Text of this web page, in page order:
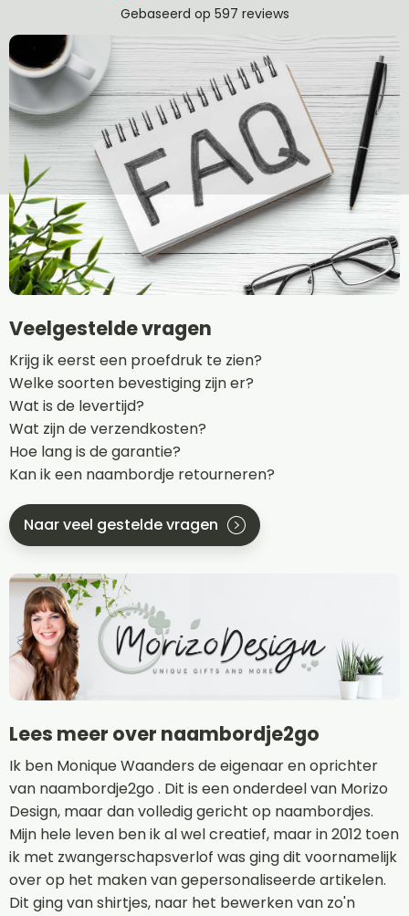
Veelgestelde vragen
Krijg ik eerst een proefdruk te zien?
Welke soorten bevestiging zijn er?
Wat is de levertijd?
Wat zijn de verzendkosten?
Hoe lang is de garantie?
Kan ik een naambordje retourneren?
Naar veel gestelde vragen
Lees meer over naambordje2go
Ik ben Monique Waanders de eigenaar en oprichter
van naambordje2go . Dit is een onderdeel van Morizo
Design, maar dan volledig gericht op naambordjes.
Mijn hele leven ben ik al wel creatief, maar in 2012 toen
ik met zwangerschapsverlof was ging dit voornamelijk
over op het maken van gepersonaliseerde artikelen.
Dit ging van shirtjes, naar het bewerken van zo'n